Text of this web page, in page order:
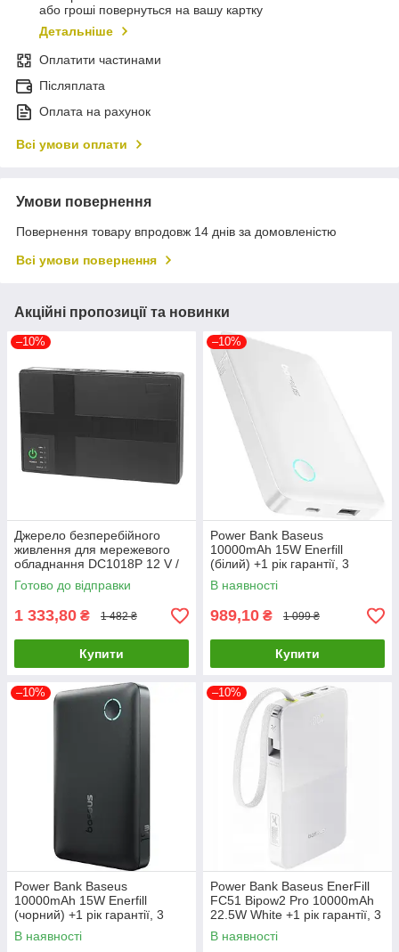
або гроші повернуться на вашу картку
Детальніше
Оплатити частинами
Післяплата
Оплата на рахунок
Всі умови оплати
Умови повернення
Повернення товару впродовж 14 днів за домовленістю
Всі умови повернення
Акційні пропозиції та новинки
–10%
Джерело безперебійного
живлення для мережевого
обладнання DC1018P 12 V /
9 V / 5 V 10400 mAh чорний
Готово до відправки
1 333,80 ₴ 1 482 ₴
Купити
–10%
Power Bank Baseus
10000mAh 15W Enerfill
(білий) +1 рік гарантії, 3
порти, літій-полімерний
акумулятор
В наявності
989,10 ₴ 1 099 ₴
Купити
–10%
Power Bank Baseus
10000mAh 15W Enerfill
(чорний) +1 рік гарантії, 3
порти, літій-полімерний
акумулятор
В наявності
–10%
Power Bank Baseus EnerFill
FC51 Bipow2 Pro 10000mAh
22.5W White +1 рік гарантії, 3
порти, літій-полімерний
акумулятор
В наявності